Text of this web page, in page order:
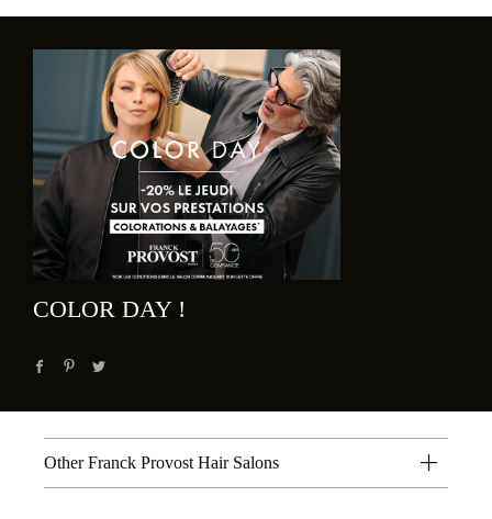
COLOR DAY !
Other Franck Provost Hair Salons